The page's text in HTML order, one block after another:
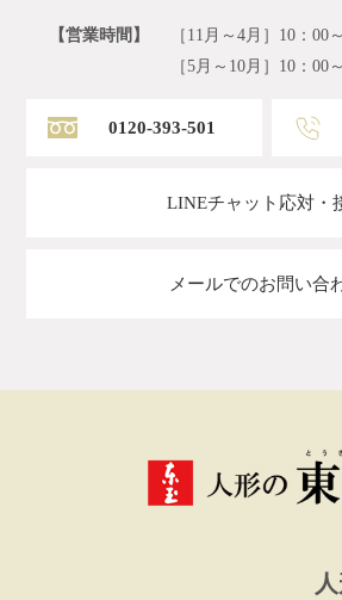
【営業時間】
［11月～4月］10：00
［5月～10月］10：00
0120-393-501
LINEチャット応対・
メールでのお問い合